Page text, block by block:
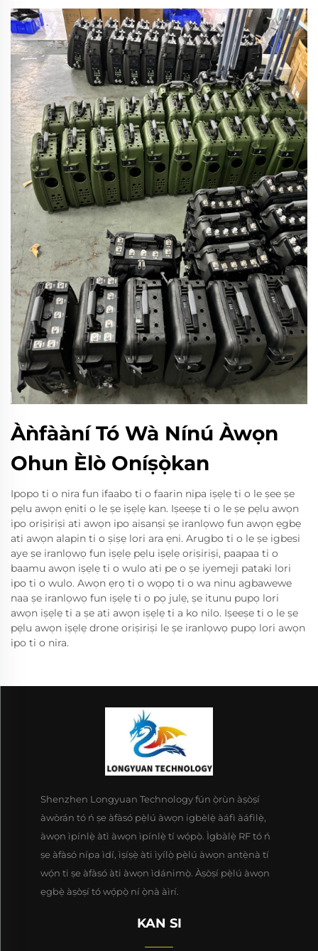
Àǹfààní Tó Wà Nínú Àwọn
Ohun Èlò Oníṣọ̀kan
Ipopo ti o nira fun ifaabo ti o faarin nipa iṣẹlẹ ti o le ṣee ṣe
pẹlu awọn ẹniti o le ṣe iṣẹlẹ kan. Iṣeeṣe ti o le ṣe pẹlu awọn
ipo oriṣiriṣi ati awọn ipo aisanṣi ṣe iranlọwọ fun awọn ẹgbẹ
ati awọn alapin ti o ṣiṣẹ lori ara ẹni. Arugbo ti o le ṣe igbesi
aye ṣe iranlọwọ fun iṣẹlẹ pẹlu iṣẹlẹ oriṣiriṣi, paapaa ti o
baamu awọn iṣẹlẹ ti o wulo ati pe o ṣe iyemeji pataki lori
ipo ti o wulo. Awọn ẹrọ ti o wọpọ ti o wa ninu agbawewe
naa ṣe iranlọwọ fun iṣẹlẹ ti o pọ julẹ, ṣe itunu pupọ lori
awọn iṣẹlẹ ti a ṣe ati awọn iṣẹlẹ ti a ko nilo. Iṣeeṣe ti o le ṣe
pẹlu awọn iṣẹlẹ drone oriṣiriṣi le ṣe iranlọwọ pupọ lori awọn
ipo ti o nira.
Shenzhen Longyuan Technology fún ọ̀rùn àṣòṣí
àwòrán tó ń ṣe àfàsó pẹ̀lú àwọn igbèlẹ̀ àáfì àáfìlẹ̀,
àwọn ìpínlẹ̀ àtì àwọn ìpínlẹ̀ tí wọ́pọ̀. Ìgbàlẹ̀ RF tó ń
ṣe àfàsó nípa ìdí, ìṣíṣẹ̀ àti ìyílọ̀ pẹ̀lú àwọn antẹ̀nà tí
wọ́n ti ṣe àfàsó àti àwọn ìdánimọ̀. Àṣòṣí pẹ̀lú àwọn
ẹgbẹ̀ àṣòṣí tó wọ́pọ̀ ní ọ̀nà àìrí.
KAN SI